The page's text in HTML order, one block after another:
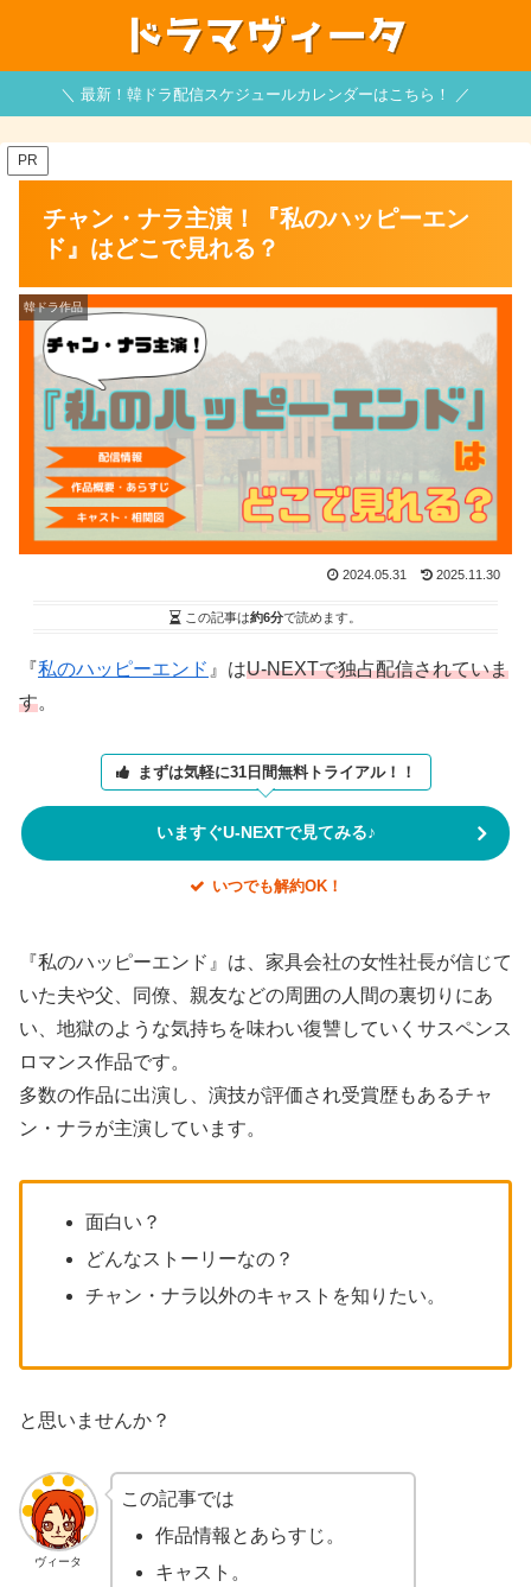
＼ 最新！韓ドラ配信スケジュールカレンダーはこちら！ ／
PR
チャン・ナラ主演！『私のハッピーエン
ド』はどこで見れる？
韓ドラ作品
2024.05.31 2025.11.30
この記事は約6分で読めます。
『私のハッピーエンド 』はU-NEXTで独占配信されていま
す。
まずは気軽に31日間無料トライアル！！
いますぐU-NEXTで見てみる♪
いつでも解約OK！
『私のハッピーエンド』は、家具会社の女性社長が信じて
いた夫や父、同僚、親友などの周囲の人間の裏切りにあ
い、地獄のような気持ちを味わい復讐していくサスペンス
ロマンス作品です。
多数の作品に出演し、演技が評価され受賞歴もあるチャ
ン・ナラが主演しています。
面白い？
どんなストーリーなの？
チャン・ナラ以外のキャストを知りたい。
と思いませんか？
ヴィータ
この記事では
作品情報とあらすじ。
キャスト。